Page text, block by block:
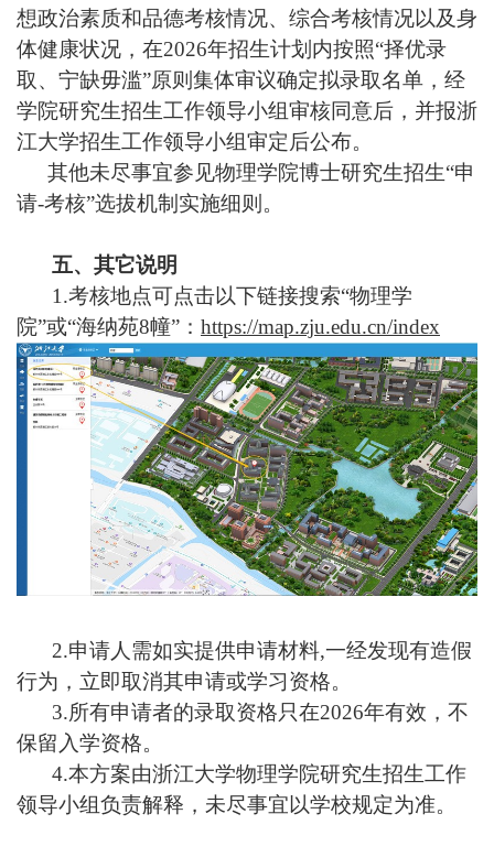
想政治素质和品德考核情况、综合考核情况以及身
体健康状况，在2026年招生计划内按照“择优录
取、宁缺毋滥”原则集体审议确定拟录取名单，经
学院研究生招生工作领导小组审核同意后，并报浙
江大学招生工作领导小组审定后公布。
其他未尽事宜参见物理学院博士研究生招生“申
请-考核”选拔机制实施细则。
五、其它说明
1.考核地点可点击以下链接搜索“物理学
院”或“海纳苑8幢” ： https://map.zju.edu.cn/index
2.申请人需如实提供申请材料,一经发现有造假
行为，立即取消其申请或学习资格。
3.所有申请者的录取资格只在2026年有效，不
保留入学资格。
4.本方案由浙江大学物理学院研究生招生工作
领导小组负责解释，未尽事宜以学校规定为准。